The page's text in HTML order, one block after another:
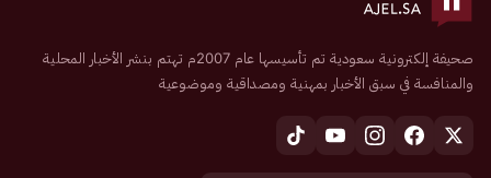
صحيفة إلكترونية سعودية تم تأسيسها عام 2007م تهتم بنشر الأخبار المحلية
والمنافسة في سبق الأخبار بمهنية ومصداقية وموضوعية